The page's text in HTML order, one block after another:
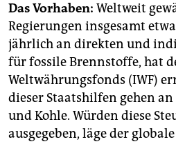
Das Vorhaben: Weltweit
Regierungen insgesamt
jährlich an direkten und
für fossile Brennstoffe, hat
Weltwährungsfonds (IWF)
dieser Staatshilfen gehen
und Kohle. Würden diese
ausgegeben, läge der globale